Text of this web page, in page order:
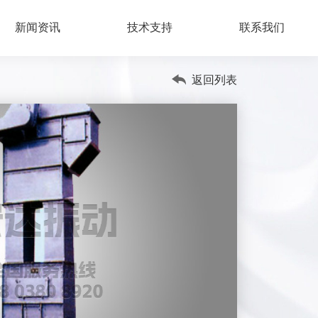
新闻资讯 技术支持 联系我们
返回列表